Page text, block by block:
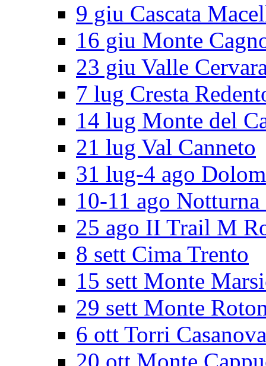
9 giu Cascata
16 giu Monte
23 giu Valle
7 lug Cresta
14 lug Monte del
21 lug Val Canneto
31 lug-4 ago
10-11 ago
25 ago II Trail M
8 sett Cima Trento
15 sett Monte
29 sett Monte
6 ott Torri Casanova